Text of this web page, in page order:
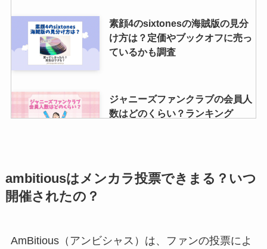
素顔4のsixtonesの海賊版の見分
け方は？定価やブックオフに売っ
ているかも調査
ジャニーズファンクラブの会員人
数はどのくらい？ランキング
櫻井翔のお父さんは誰？元事務次
官で電通に天下り？気になる現在
ambitiousはメンカラ投票できまる？いつ
開催されたの？
AmBitious（アンビシャス）は、ファンの投票によ